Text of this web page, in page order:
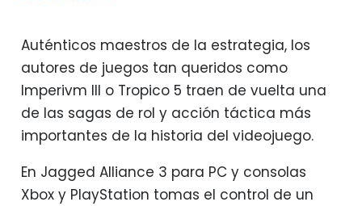
Auténticos maestros de la estrategia, los
autores de juegos tan queridos como
Imperivm III o Tropico 5 traen de vuelta una
de las sagas de rol y acción táctica más
importantes de la historia del videojuego.
En Jagged Alliance 3 para PC y consolas
Xbox y PlayStation tomas el control de un